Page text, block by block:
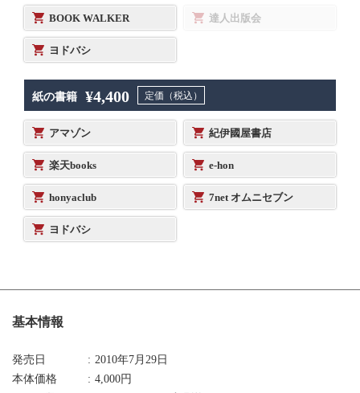
BOOK WALKER 達人出版会
ヨドバシ
紙の書籍 ¥4,400 定価（税込）
アマゾン 紀伊國屋書店
楽天books e-hon
honyaclub 7net オムニセブン
ヨドバシ
基本情報
発売日
2010年7月29日
本体価格
4,000円